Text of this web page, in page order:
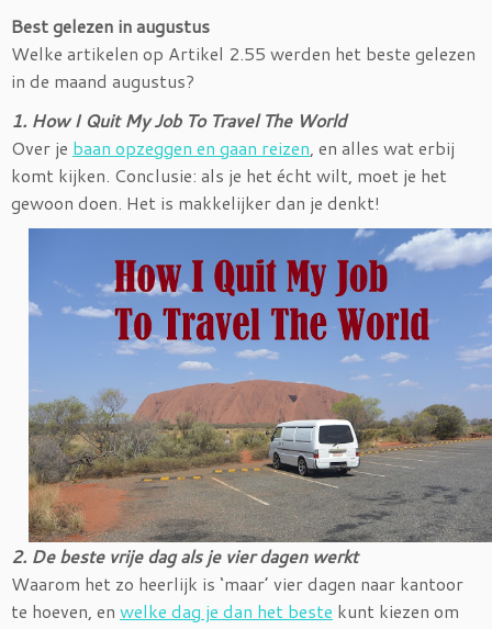
Best gelezen in augustus
Welke artikelen op Artikel 2.55 werden het beste gelezen
in de maand augustus?
1. How I Quit My Job To Travel The World
Over je baan opzeggen en gaan reizen, en alles wat erbij
komt kijken. Conclusie: als je het écht wilt, moet je het
gewoon doen. Het is makkelijker dan je denkt!
2. De beste vrije dag als je vier dagen werkt
Waarom het zo heerlijk is ‘maar’ vier dagen naar kantoor
te hoeven, en welke dag je dan het beste kunt kiezen om